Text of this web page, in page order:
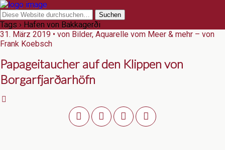
Tags › Hafen von Bakkagerði
31. März 2019 • von Bilder, Aquarelle vom Meer & mehr – von
Frank Koebsch
Papageitaucher auf den Klippen von
Borgarfjarðarhöfn